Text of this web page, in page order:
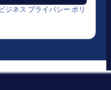
ジネス プライバシー ポリ